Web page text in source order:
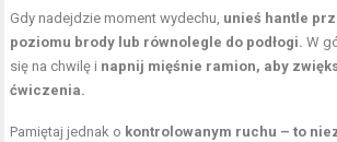
Gdy nadejdzie moment wydechu, unieś hantle
poziomu brody lub równolegle do podłogi. W
się na chwilę i napnij mięśnie ramion, aby
ćwiczenia.
Pamiętaj jednak o kontrolowanym ruchu – to